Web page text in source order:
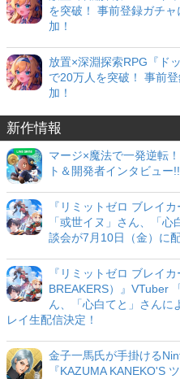
を突破！ 事前登録ガチ
加！
放置×深淵探索RPG『ド
で20万人を突破！ 事前
加！
新作情報
マージ×魔法で一発逆転
ト＆開発者インタビュー!!
『リミットゼロ ブレイ
「或世イヌ」さん、「
談会が7月10日（金）に
『リミットゼロ ブレイ
BREAKERS）』VTuber
ん、「心白てと」さんに
レイ生配信決定！
金子一馬氏が手掛ける
『KAZUMA KANEKO'S